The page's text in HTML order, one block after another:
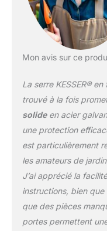
Mon avis sur ce
La serre KESSER®
trouvé à la fois
solideen acier
une protection
est particulièrement
les amateurs de
J’ai apprécié la
instructions, bien
que des pièces
portes permettent